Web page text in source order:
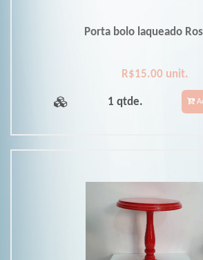
Porta bolo laqueado
R$15.00 unit.
1 qtde.